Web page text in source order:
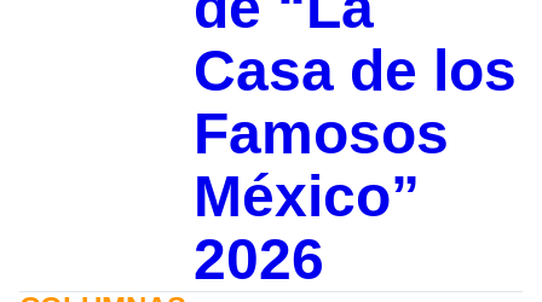
Casa de los
Famosos
México”
2026